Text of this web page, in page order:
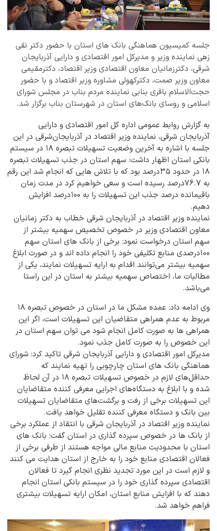
جلسه کمیسیون هماهنگی بانک های استان با حضور دکتر نقی
زهی نماینده وزیر و مدیرکل امور اقتصادی و دارایی آذربایجان
شرقی، دکترزمانیان معاون اقتصادی وزیر اقتصاد، دکترمقیمی
معاون وزیر صمت، دکترکهولی مشاوره وزیر اقتصاد و با حضور
حجت‌الاسلام باقری بنابی نماینده مردم بناب در مجلس شورای
اسلامی و روسای بانک‌های استان در شهرستان بناب برگزار شد.
به گزارش روابط عمومی اداره کل امور اقتصادی و دارایی
آذربایجان شرقی، نماینده وزیر اقتصاد در آذربایجان‌شرقی در این
جلسه با اشاره به آخرین وضعیت تسهیلات تبصره ۱۸ در سیستم
بانکی استان اظهار داشت: سهم استان در جذب تسهیلات تبصره
۱۸ در حدود ۳۵درصد بود که با تلاش هایی که انجام شد این رقم
به 76.7درصد رسیده است و سعی خواهیم کرد در مدت زمان
باقیمانده درصد جذب این تسهیلات را به ۱٠٠درصد افزایش
دهیم.
نماینده وزیر اقتصاد در آذربایجان شرقی خطاب به دکتر زمانیان
معاون اقتصادی وزیر در خصوص تخصیص سهمیه بیشتر از
سهم استان درخواست نمود: برخی از بانک های استان سهم
۱٠٠درصدی منابع تکلیفی خود را انجام داده اند و در صورت ابلاغ
سهمیه بیشتر می‌توانند اقدام به ارایه تسهیلات نمایند، یکی از
مطالبات ما، اختصاص سهمیه بیشتر به استان در این راستا
می‌باشد.
وی ادامه داد: عمده مشکل ما در استان در خصوص تبصره ۱۸
مربوط به عدم همراهی متقاضیان این تسهیلات است، اگر این
همراهی ها به صورت کامل انجام شود می توان سهم استان در
این خصوص را به صورت کامل جذب نمود.
مدیرکل امور اقتصادی و دارایی آذربایجان شرقی تاکید کرد: شورای
هماهنگی بانک های استان چارچوبی را تهیه نمایند که
حداقل‌های لازم در خصوص تسهیلات تبصره ۱۸ در آن لحاظ
شده و با ابلاغ به دستگاه‌های اجرایی معرفی کننده متقاضایان
این تسهیلات برخی از رفت و برگشت‌های متقاضایان تسهیلات
بین بانک و دستگاه معرفی کننده تقلیل خواهد یافت.
نماینده وزیر اقتصاد در آذربایجان شرقی با انتقاد از عملکرد برخی
از بانک ها در خصوص سپرده گذاری در استان گفت: بانک های
استان با محدودیت منابع مالی مواجه هستند از طرفی برخی از
فعالان اقتصادی منابع خود را به خارج از استان هدایت می کنند
و لازم است در این مورد تجدید نظری انجام گیرد تا فعالان
اقتصادی سپرده گذاری خود را در سیستم بانکی استان انجام
دهند که با افزایش منابع استان، امکان ارایه تسهیلات بیشتری
فراهم خواهد شد.